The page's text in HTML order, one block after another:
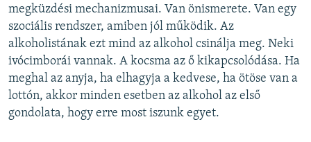
megküzdési mechanizmusai. Van önismerete. Van egy
szociális rendszer, amiben jól működik. Az
alkoholistának ezt mind az alkohol csinálja meg. Neki
ivócimborái vannak. A kocsma az ő kikapcsolódása. Ha
meghal az anyja, ha elhagyja a kedvese, ha ötöse van a
lottón, akkor minden esetben az alkohol az első
gondolata, hogy erre most iszunk egyet.